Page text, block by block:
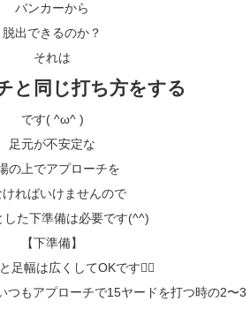
バンカーから
脱出できるのか？
それは
と同じ打ち方をする
です( ^ω^ )
足元が不安定な
の上でアプローチを
ければいけませんので
した下準備は必要です(^^)
【下準備】
足幅は広くしてOKです🙆‍♂️
つもアプローチで15ヤードを打つ時の2〜3